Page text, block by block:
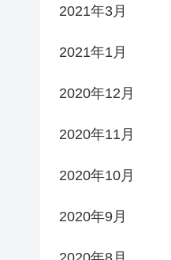
2021年3月
2021年1月
2020年12月
2020年11月
2020年10月
2020年9月